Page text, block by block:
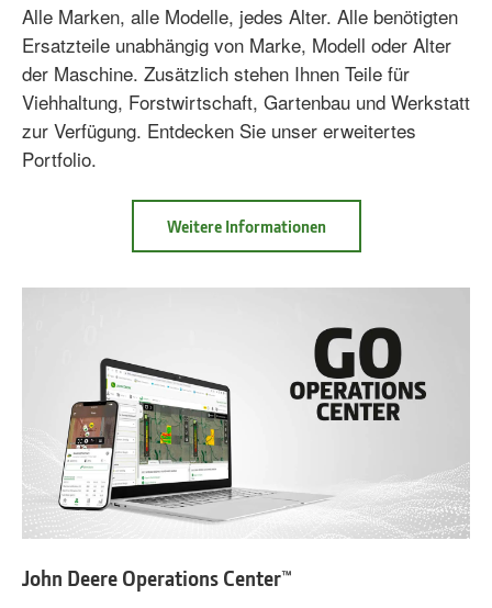
Alle Marken, alle Modelle, jedes Alter. Alle benötigten
Ersatzteile unabhängig von Marke, Modell oder Alter
der Maschine. Zusätzlich stehen Ihnen Teile für
Viehhaltung, Forstwirtschaft, Gartenbau und Werkstatt
zur Verfügung. Entdecken Sie unser erweitertes
Portfolio.
Weitere Informationen
John Deere Operations Center™